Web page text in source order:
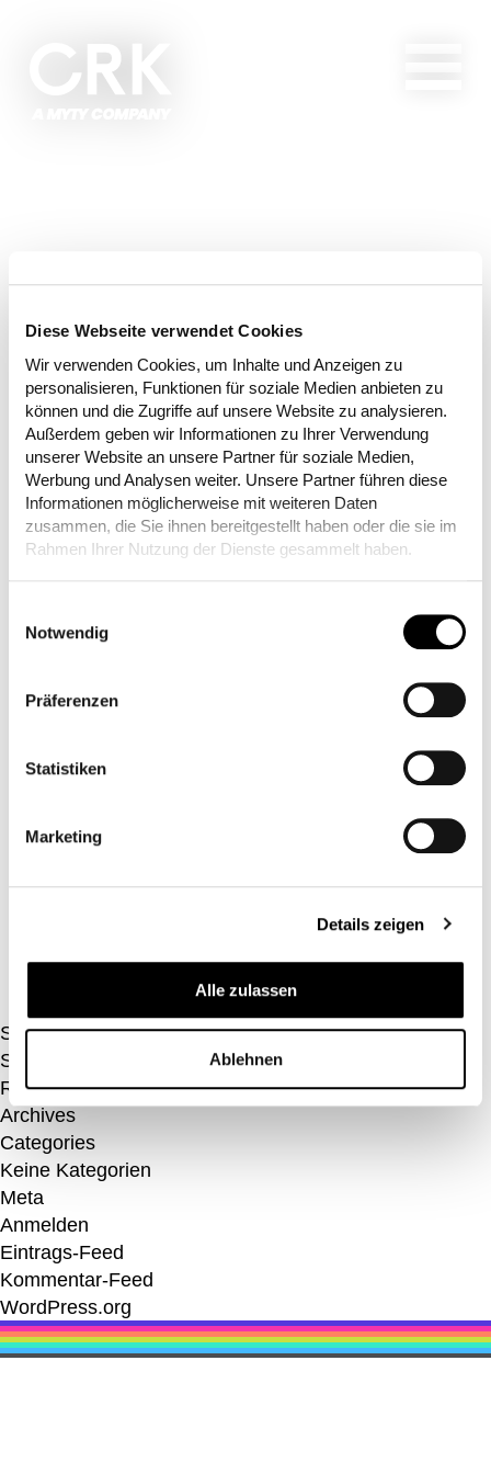
Diese Webseite verwendet Cookies
Wir verwenden Cookies, um Inhalte und Anzeigen zu
personalisieren, Funktionen für soziale Medien anbieten zu
können und die Zugriffe auf unsere Website zu analysieren.
Außerdem geben wir Informationen zu Ihrer Verwendung
unserer Website an unsere Partner für soziale Medien,
Werbung und Analysen weiter. Unsere Partner führen diese
Informationen möglicherweise mit weiteren Daten
zusammen, die Sie ihnen bereitgestellt haben oder die sie im
Rahmen Ihrer Nutzung der Dienste gesammelt haben.
Notwendig
Präferenzen
Statistiken
Marketing
Details zeigen
Alle zulassen
Ablehnen
Search
Suchen nach:
Recent Comments
Archives
Categories
Keine Kategorien
Meta
Anmelden
Eintrags-Feed
Kommentar-Feed
WordPress.org